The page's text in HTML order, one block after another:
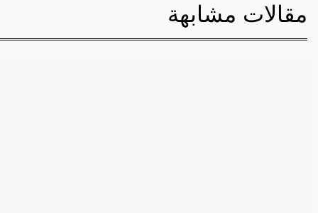
مقالات مشابهة